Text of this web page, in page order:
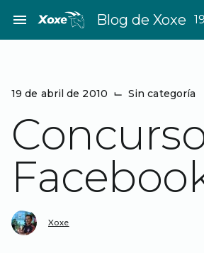
contenido
menu Blog de Xoxe
19 de abril de 2010 ⌙ Sin categoría
Xoxe